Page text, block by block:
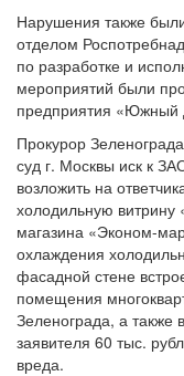
Нарушения также
отделом
по разработке и
мероприятий были
предприятия «Южный
Прокурор
суд г. Москвы иск к
возложить на
холодильную витрину
магазина «Эконом-
охлаждения
фасадной стене
помещения
Зеленограда, а также
заявителя 60 тыс.
вреда.